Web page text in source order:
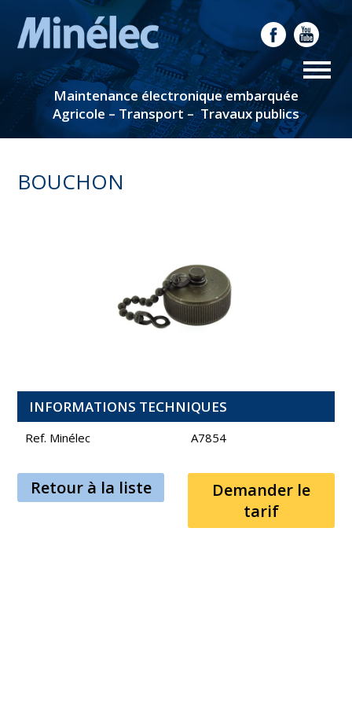
Maintenance électronique embarquée
Agricole – Transport – Travaux publics
BOUCHON
INFORMATIONS TECHNIQUES
Ref. Minélec A7854
Retour à la liste
Demander le
tarif